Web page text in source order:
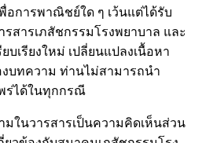
อการพาณิชย์ใด ๆ เว้นแต่ได้รับ
สารเภสัชกรรมโรงพยาบาล และ
เรียงใหม่ เปลี่ยนแปลงเนื้อหา
งบทความ ท่านไม่สามารถนำ
ร่ได้ในทุกกรณี
ในวารสารเป็นความคิดเห็นส่วน